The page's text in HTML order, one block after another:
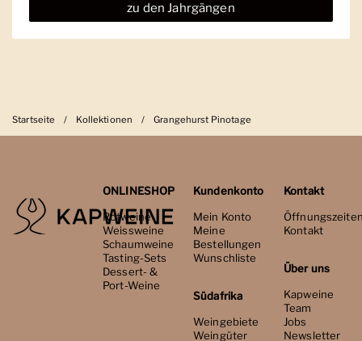
zu den Jahrgängen
Startseite / Kollektionen / Grangehurst Pinotage
ONLINESHOP
Rotweine
Weissweine
Schaumweine
Tasting-Sets
Dessert- &
Port-Weine
Kundenkonto
Mein Konto
Meine
Bestellungen
Wunschliste
Südafrika
Weingebiete
Weingüter
Kontakt
Kontakt
Über uns
Kapweine
Team
Jobs
Newsletter